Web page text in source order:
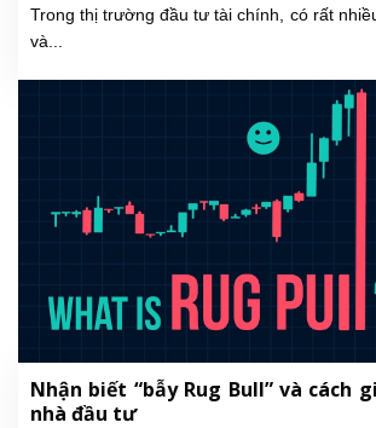
Trong thị trường đầu tư tài chính, có rất
và...
Nhận biết “bẫy Rug Bull” và cách
nhà đầu tư